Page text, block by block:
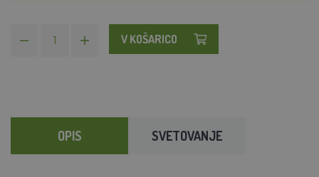
V KOŠARICO
OPIS SVETOVANJE